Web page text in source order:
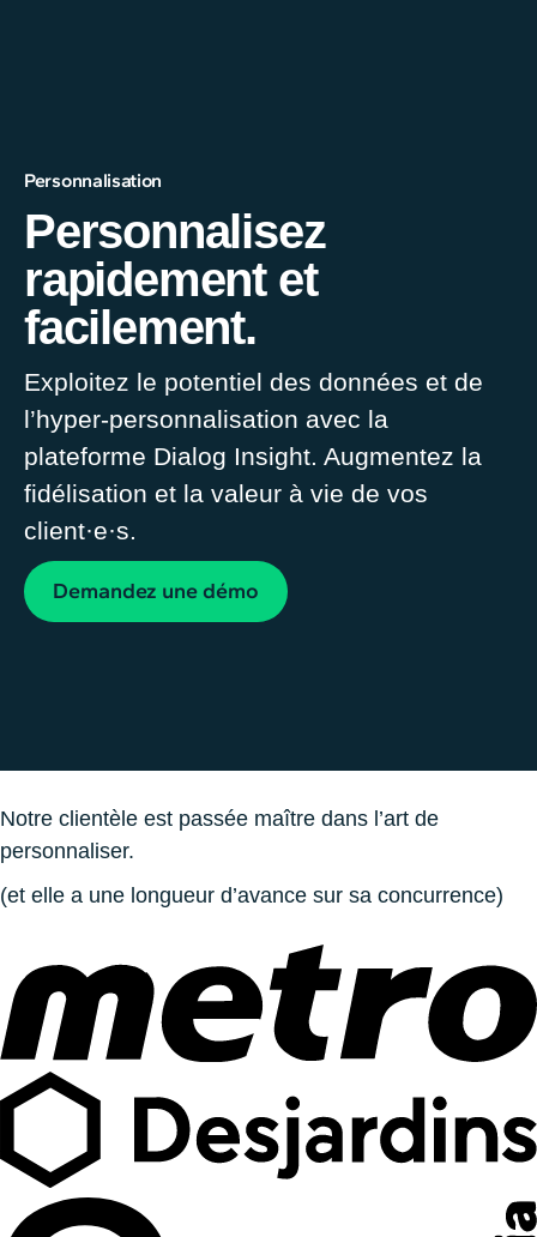
Personnalisation
Personnalisez
rapidement et
facilement.
Exploitez le potentiel des données et de
l’hyper-personnalisation avec la
plateforme Dialog Insight. Augmentez la
fidélisation et la valeur à vie de vos
client·e·s.
Demandez une démo
Notre clientèle est passée maître dans l’art de
personnaliser.
(et elle a une longueur d’avance sur sa concurrence)